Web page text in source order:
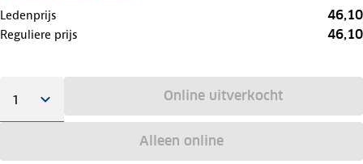
Ledenprijs 46,10
Reguliere prijs 46,10
Online uitverkocht
Alleen online